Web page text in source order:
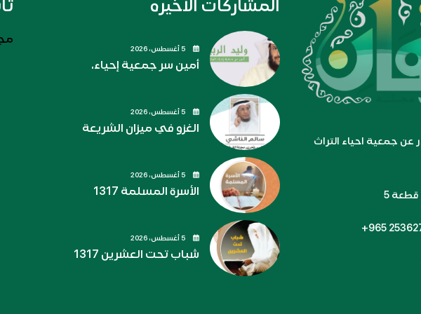
جمعية احياء التراث
5
+965
المشاركات الاخيره
أمين سر جمعية إحياء.
الغزو في ميزان الشريعة
الأسرة المسلمة 1317
شباب تحت العشرين 1317